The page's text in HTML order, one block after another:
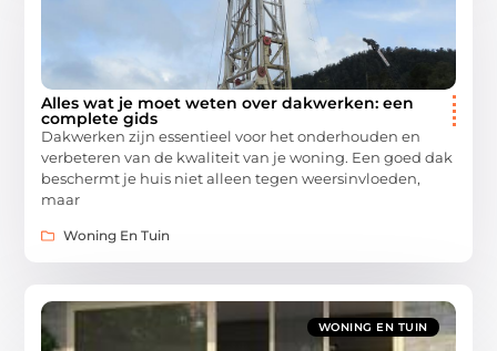
Alles wat je moet weten over dakwerken: een
complete gids
Dakwerken zijn essentieel voor het onderhouden en
verbeteren van de kwaliteit van je woning. Een goed dak
beschermt je huis niet alleen tegen weersinvloeden,
maar
Woning En Tuin
WONING EN TUIN